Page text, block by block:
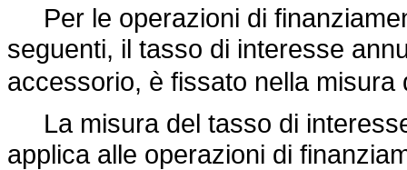
Per le operazioni di
seguenti, il tasso di interesse
accessorio, è fissato nella
La misura del tasso di
applica alle operazioni di